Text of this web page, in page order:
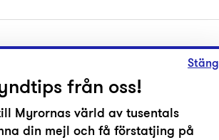
Stäng
från oss!
Myrornas värld av tusentals
din mejl och få förstatjing på